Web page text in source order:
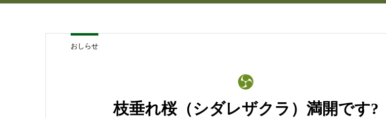
おしらせ
枝垂れ桜（シダレザクラ）満開です?